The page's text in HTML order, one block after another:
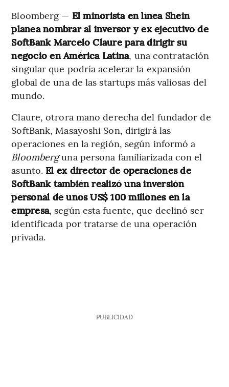
Bloomberg — El minorista en línea Shein
planea nombrar al inversor y ex ejecutivo de
SoftBank Marcelo Claure para dirigir su
negocio en América Latina, una contratación
singular que podría acelerar la expansión
global de una de las startups más valiosas del
mundo.
Claure, otrora mano derecha del fundador de
SoftBank, Masayoshi Son, dirigirá las
operaciones en la región, según informó a
Bloomberguna persona familiarizada con el
asunto. El ex director de operaciones de
SoftBank también realizó una inversión
personal de unos US$ 100 millones en la
empresa, según esta fuente, que declinó ser
identificada por tratarse de una operación
privada.
PUBLICIDAD